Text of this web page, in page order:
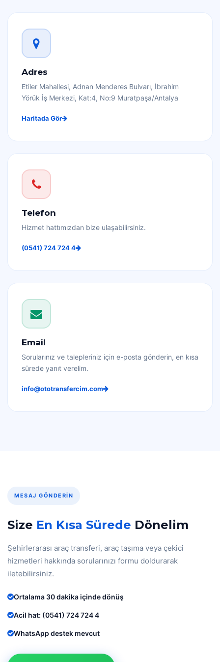
Adres
Etiler Mahallesi, Adnan Menderes Bulvarı, İbrahim
Yörük İş Merkezi, Kat:4, No:9 Muratpaşa/Antalya
Haritada Gör
Telefon
Hizmet hattımızdan bize ulaşabilirsiniz.
(0541) 724 724 4
Email
Sorularınız ve talepleriniz için e-posta gönderin, en kısa
sürede yanıt verelim.
info@ototransfercim.com
MESAJ GÖNDERIN
Size En Kısa Sürede Dönelim
Şehirlerarası araç transferi, araç taşıma veya çekici
hizmetleri hakkında sorularınızı formu doldurarak
iletebilirsiniz.
Ortalama 30 dakika içinde dönüş
Acil hat: (0541) 724 724 4
WhatsApp destek mevcut